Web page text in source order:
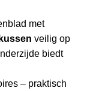
met
veilig op
biedt
– praktisch